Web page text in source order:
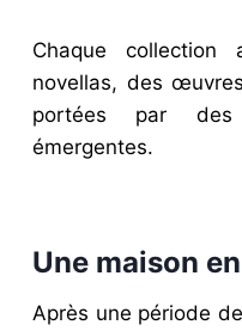
Chaque collection
novellas, des
portées par
émergentes.
Une maison
Après une période